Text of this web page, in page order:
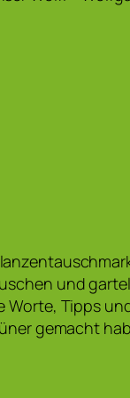
und
Tipps
gemacht